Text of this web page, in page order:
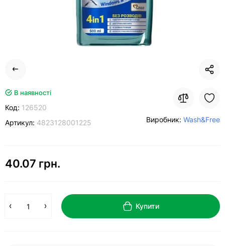
В наявності
Код: 126520
Артикул: 4823128001225 Виробник: Wash&Free
40.07 грн.
Купити